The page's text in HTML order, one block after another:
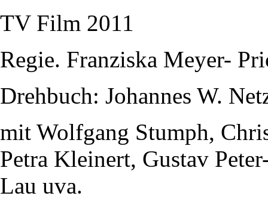
TV Film 2011
Regie. Franziska Meyer-
Drehbuch: Johannes W.
mit Wolfgang Stumph,
Petra Kleinert, Gustav
Lau uva.